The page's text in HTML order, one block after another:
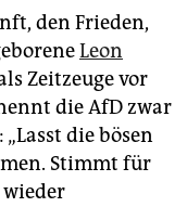
den Frieden,
Leon
Zeitzeuge vor
die AfD zwar
die bösen
Stimmt für